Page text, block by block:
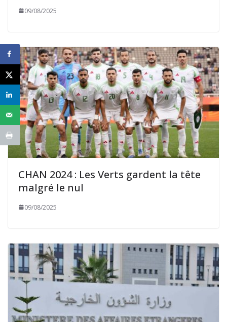
09/08/2025
CHAN 2024 : Les Verts gardent la tête
malgré le nul
09/08/2025